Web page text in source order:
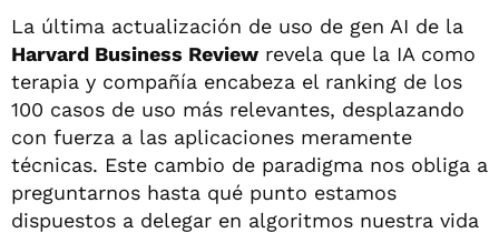
La última actualización de uso de gen AI de la
Harvard Business Review revela que la IA como
terapia y compañía encabeza el ranking de los
100 casos de uso más relevantes, desplazando
con fuerza a las aplicaciones meramente
técnicas. Este cambio de paradigma nos obliga a
preguntarnos hasta qué punto estamos
dispuestos a delegar en algoritmos nuestra vida